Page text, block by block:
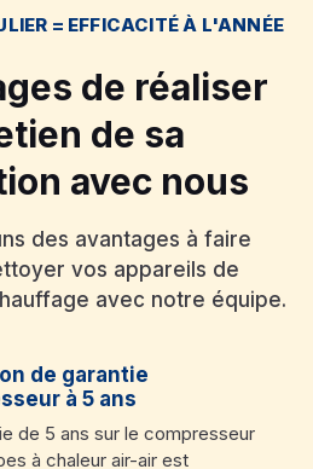
= EFFICACITÉ À L'ANNÉE
de réaliser
de sa
avec nous
des avantages à faire
vos appareils de
avec notre équipe.
de garantie
à 5 ans
de 5 ans sur le compresseur
à chaleur air-air est